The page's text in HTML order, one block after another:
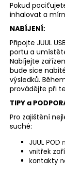
Pokud
inhalovat a
NABÍJENÍ:
Připojte JUUL
portu a
Nabíjejte
bude sice
výsledků.
provádějte při
TIPY a
Pro zajištění
suché:
JUUL POD
vnitřek
kontakty